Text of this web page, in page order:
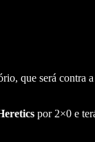
que será contra a
por 2×0 e